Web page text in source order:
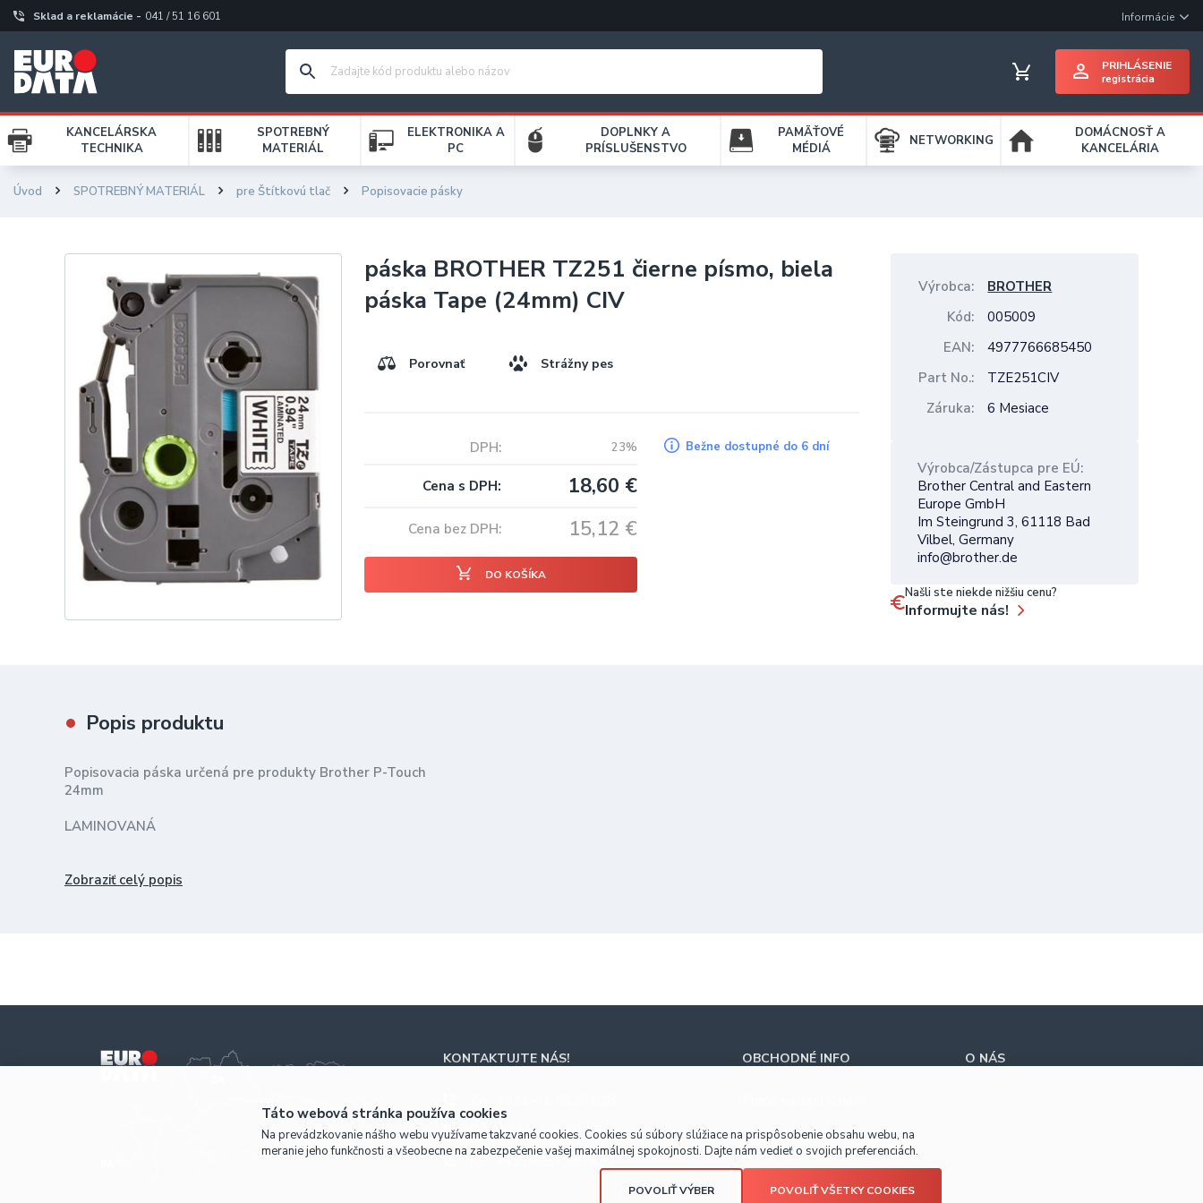
Sklad a reklamácie - 041 / 51 16 601 Informácie
PRIHLÁSENIE
registrácia
KANCELÁRSKA
TECHNIKA
SPOTREBNÝ
MATERIÁL
ELEKTRONIKA A
PC
DOPLNKY A
PRÍSLUŠENSTVO
PAMÄŤOVÉ
MÉDIÁ
NETWORKING
DOMÁCNOSŤ A
KANCELÁRIA
Úvod SPOTREBNÝ MATERIÁL pre Štítkovú tlač Popisovacie pásky
páska BROTHER TZ251 čierne písmo, biela
páska Tape (24mm) CIV
Porovnať Strážny pes
DPH 23%
Cena s DPH 18,60 €
Cena bez DPH 15,12 €
DO KOŠÍKA
Bežne dostupné do 6 dní
Výrobca
BROTHER
Kód
005009
EAN
4977766685450
Part No.
TZE251CIV
Záruka
6 Mesiace
Výrobca/Zástupca pre EÚ
Brother Central and Eastern
Europe GmbH
Im Steingrund 3, 61118 Bad
Vilbel, Germany
info@brother.de
Našli ste niekde nižšiu cenu?
Informujte nás!
Popis produktu
Popisovacia páska určená pre produkty Brother P-Touch
24mm
LAMINOVANÁ
Zobraziť celý popis
KONTAKTUJTE NÁS!
BA +421-2-4820 9918
+421-55-7289 653
OBCHODNÉ INFO O NÁS
Táto webová stránka používa cookies
Na prevádzkovanie nášho webu využívame takzvané cookies. Cookies sú súbory slúžiace na prispôsobenie obsahu webu, na
meranie jeho funkčnosti a všeobecne na zabezpečenie vašej maximálnej spokojnosti. Dajte nám vedieť o svojich preferenciách.
POVOLIŤ VÝBER POVOLIŤ VŠETKY COOKIES